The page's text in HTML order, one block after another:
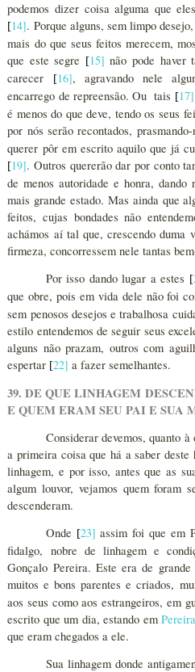
podemos dizer coisa alguma que
[14]. Porque alguns, sem limpo
mais do que seus feitos merecem,
que este segre [15] não pode haver
carecer
[16], agravando nele
encarrego de repreensão. Ou tais [17]
é menos do que deve, tendo os seus
por nós serão recontados, prasmando-
querer pôr em escrito aquilo que já
[19]. Outros quererão dar por conto
de menos autoridade e honra,
mais grande estado. Mas ainda que
feitos, cujas bondades não
achámos aí tal que, crescendo duma
firmeza, concorressem nele tantas
Por isso dando lugar a estes [
que obre, pois em vida dele não foi
sem penosos desejos e trabalhosa
estilo entendemos de seguir seus
alguns não prazam, outros com
espertar [22] a fazer semelhantes.
39. DE QUE LINHAGEM
E QUEM ERAM SEU PAI E SUA
Considerar devemos, quanto
a primeira coisa que há a saber deste
linhagem, e por isso, antes que as
algum louvor, vejamos quem foram
descenderam.
Onde [23] assim foi que em
fidalgo, nobre de linhagem e
Gonçalo Pereira. Este era de grande
muitos e bons parentes e criados,
aos seus como aos estrangeiros, em
escrito que um dia, estando emPereira
que eram chegados a ele.
Sua linhagem donde